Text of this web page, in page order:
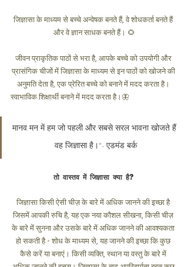
जिज्ञासा के माध्यम से बच्चे अन्वेषक बनते हैं, वे शोधकर्ता बनते हैं
और वे ज्ञान साधक बनते हैं। 🌻
जीवन प्राकृतिक पाठों से भरा है, आपके बच्चे को उपयोगी और
प्रासंगिक चीजों में जिज्ञासा के माध्यम से इन पाठों को खोजने की
अनुमति देता है, एक प्रेरित बच्चे को बनाने में मदद करता है।
स्वाभाविक शिक्षार्थी बनाने में मदद करता है।🦋
मानव मन में हम जो पहली और सबसे सरल भावना खोजते हैं
वह जिज्ञासा है।"- एडमंड बर्क
तो वास्तव में जिज्ञासा क्या है?
जिज्ञासा किसी ऐसी चीज़ के बारे में अधिक जानने की इच्छा है
जिसमें आपकी रुचि है, यह एक नया कौशल सीखना, किसी चीज़
के बारे में सुनना और उसके बारे में अधिक जानने की आवश्यकता
हो सकती है - शोध के माध्यम से, यह जानने की इच्छा कि कुछ
कैसे करें या बनाएं। किसी व्यक्ति, स्थान या वस्तु के बारे में